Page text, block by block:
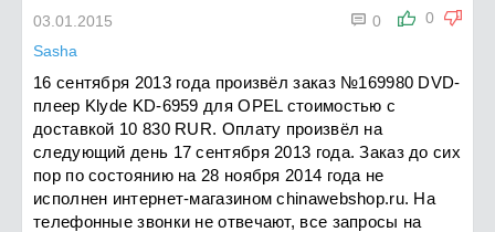
0
 0
03.01.2015
Sasha
16 сентября 2013 года произвёл заказ №169980 DVD-
плеер Klyde KD-6959 для OPEL стоимостью с
доставкой 10 830 RUR. Оплату произвёл на
следующий день 17 сентября 2013 года. Заказ до сих
пор по состоянию на 28 ноября 2014 года не
исполнен интернет-магазином chinawebshop.ru. На
телефонные звонки не отвечают, все запросы на